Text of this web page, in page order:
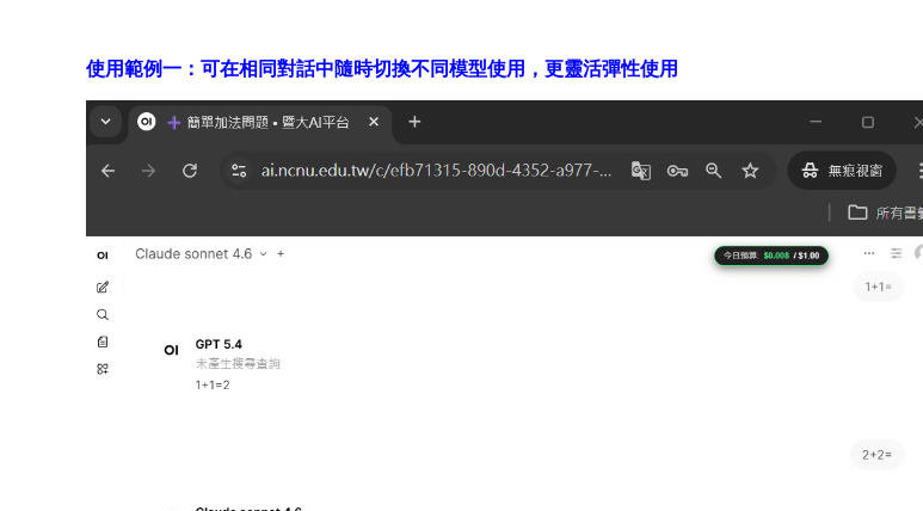
使用範例一：可在相同對話中隨時切換不同模型使用，更靈活彈性使用